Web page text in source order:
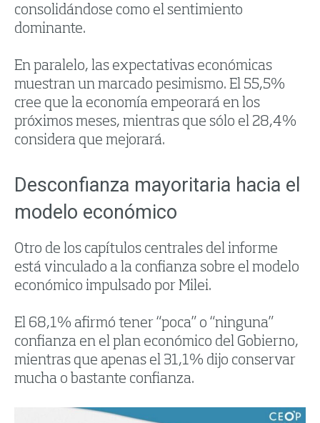
consolidándose como el sentimiento
dominante.
En paralelo, las expectativas económicas
muestran un marcado pesimismo. El 55,5%
cree que la economía empeorará en los
próximos meses, mientras que sólo el 28,4%
considera que mejorará.
Desconfianza mayoritaria hacia el
modelo económico
Otro de los capítulos centrales del informe
está vinculado a la confianza sobre el modelo
económico impulsado por Milei.
El 68,1% afirmó tener “poca” o “ninguna”
confianza en el plan económico del Gobierno,
mientras que apenas el 31,1% dijo conservar
mucha o bastante confianza.